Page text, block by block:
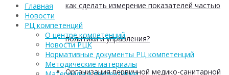
как сделать измерение показателей частью
политики и управления?
Организация первичной медико-санитарной
Главная
Новости
РЦ компетенций
О центре компетенций
Новости РЦК
Нормативные документы РЦ компетенций
Методические материалы